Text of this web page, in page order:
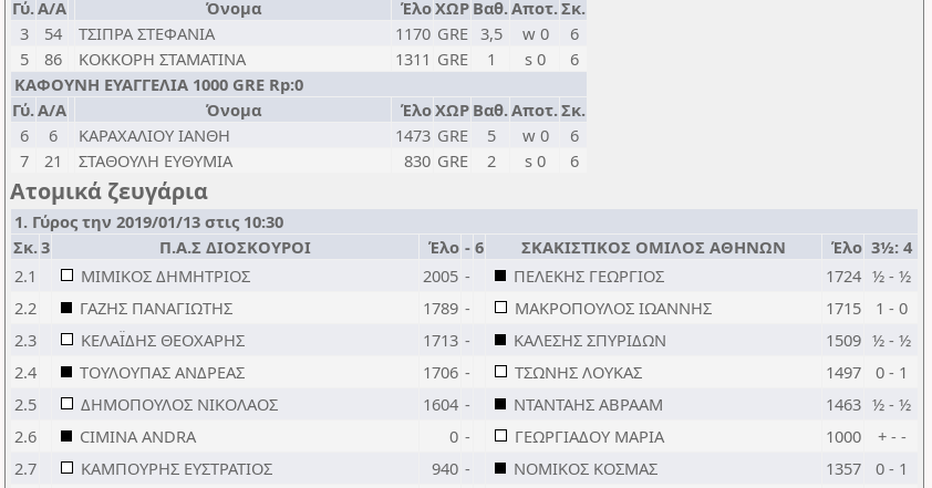
Γύ.Α/Α Όνομα ΈλοΧΩΡ Βαθ.Αποτ.Σκ.
3
54 ΤΣΙΠΡΑ ΣΤΕΦΑΝΙΑ 1170 GRE 3,5 w 0
6
5
86 ΚΟΚΚΟΡΗ ΣΤΑΜΑΤΙΝΑ 1311 GRE 1 s 0
6
ΚΑΦΟΥΝΗ ΕΥΑΓΓΕΛΙΑ 1000 GRE Rp:0
Γύ.Α/Α Όνομα ΈλοΧΩΡ Βαθ.Αποτ.Σκ.
6
6 ΚΑΡΑΧΑΛΙΟΥ ΙΑΝΘΗ 1473 GRE 5 w 0
6
7
21 ΣΤΑΘΟΥΛΗ ΕΥΘΥΜΙΑ 830 GRE 2 s 0 6
Ατομικά ζευγάρια
1. Γύρος την 2019/01/13 στις 10:30
Σκ.3 Π.Α.Σ ΔΙΟΣΚΟΥΡΟΙ Έλο - 6 ΣΚΑΚΙΣΤΙΚΟΣ ΟΜΙΛΟΣ ΑΘΗΝΩΝ Έλο 3½: 4
2.1
ΜΙΜΙΚΟΣ ΔΗΜΗΤΡΙΟΣ 2005 - ΠΕΛΕΚΗΣ ΓΕΩΡΓΙΟΣ 1724 ½ - ½
2.2
ΓΑΖΗΣ ΠΑΝΑΓΙΩΤΗΣ 1789 - ΜΑΚΡΟΠΟΥΛΟΣ ΙΩΑΝΝΗΣ 1715
1 - 0
2.3
ΚΕΛΑΪΔΗΣ ΘΕΟΧΑΡΗΣ 1713 - ΚΑΛΕΣΗΣ ΣΠΥΡΙΔΩΝ 1509 ½ - ½
2.4
ΤΟΥΛΟΥΠΑΣ ΑΝΔΡΕΑΣ 1706 - ΤΣΩΝΗΣ ΛΟΥΚΑΣ 1497
0 - 1
2.5
ΔΗΜΟΠΟΥΛΟΣ ΝΙΚΟΛΑΟΣ 1604 - ΝΤΑΝΤΑΗΣ ΑΒΡΑΑΜ 1463 ½ - ½
2.6
CIMINA ANDRA 0 - ΓΕΩΡΓΙΑΔΟΥ ΜΑΡΙΑ 1000
+ - -
2.7
ΚΑΜΠΟΥΡΗΣ ΕΥΣΤΡΑΤΙΟΣ 940 - ΝΟΜΙΚΟΣ ΚΟΣΜΑΣ 1357
0 - 1